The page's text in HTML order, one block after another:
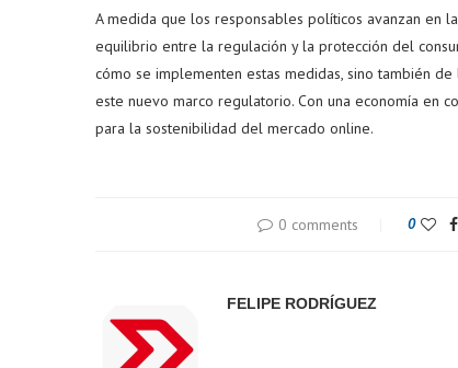
A medida que los responsables políticos avanzan en
equilibrio entre la regulación y la protección del
cómo se implementen estas medidas, sino también
este nuevo marco regulatorio. Con una economía en
para la sostenibilidad del mercado online.
0 comments 0
FELIPE RODRÍGUEZ